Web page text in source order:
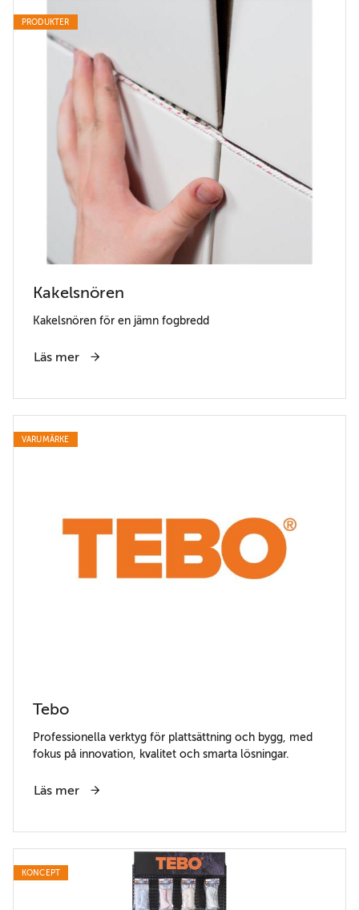
PRODUKTER
Kakelsnören
Kakelsnören för en jämn fogbredd
Läs mer
VARUMÄRKE
Tebo
Professionella verktyg för plattsättning och bygg, med
fokus på innovation, kvalitet och smarta lösningar.
Läs mer
KONCEPT